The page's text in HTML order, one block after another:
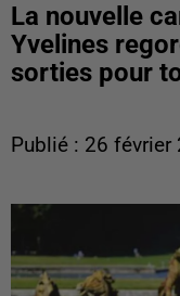
La nouvelle
Yvelines
sorties pour
Publié : 26 février